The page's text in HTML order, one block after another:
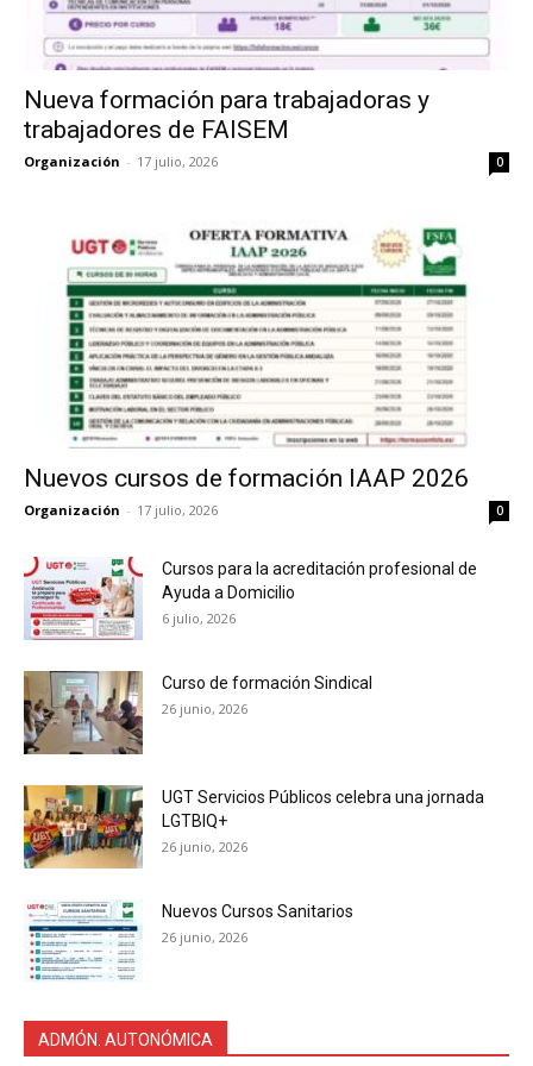
Nueva formación para trabajadoras y
trabajadores de FAISEM
Organización - 17 julio, 2026 0
Nuevos cursos de formación IAAP 2026
Organización - 17 julio, 2026 0
Cursos para la acreditación profesional de
Ayuda a Domicilio
6 julio, 2026
Curso de formación Sindical
26 junio, 2026
UGT Servicios Públicos celebra una jornada
LGTBIQ+
26 junio, 2026
Nuevos Cursos Sanitarios
26 junio, 2026
ADMÓN. AUTONÓMICA